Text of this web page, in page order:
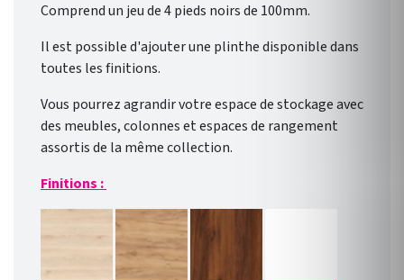
Comprend un jeu de 4 pieds noirs de 100mm.
Il est possible d'ajouter une plinthe disponible dans
toutes les finitions.
Vous pourrez agrandir votre espace de stockage avec
des meubles, colonnes et espaces de rangement
assortis de la même collection.
Finitions :